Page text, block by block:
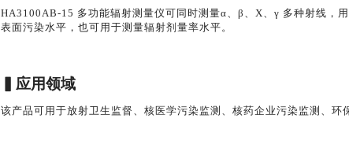
HA3100AB-15 多功能辐射测量仪可同时测量α、β、 X、 γ 多种射线，
表面污染水平，也可用于测量辐射剂量率水平。
应用领域
该产品可用于放射卫生监督、核医学污染监测、核药企业污染监测、环